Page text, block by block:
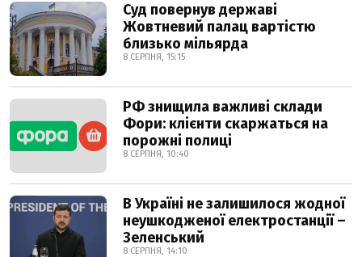
Суд повернув державі
Жовтневий палац вартістю
близько мільярда
8 СЕРПНЯ, 15:15
РФ знищила важливі склади
Фори: клієнти скаржаться на
порожні полиці
8 СЕРПНЯ, 10:40
В Україні не залишилося жодної
неушкодженої електростанції –
Зеленський
8 СЕРПНЯ, 14:10